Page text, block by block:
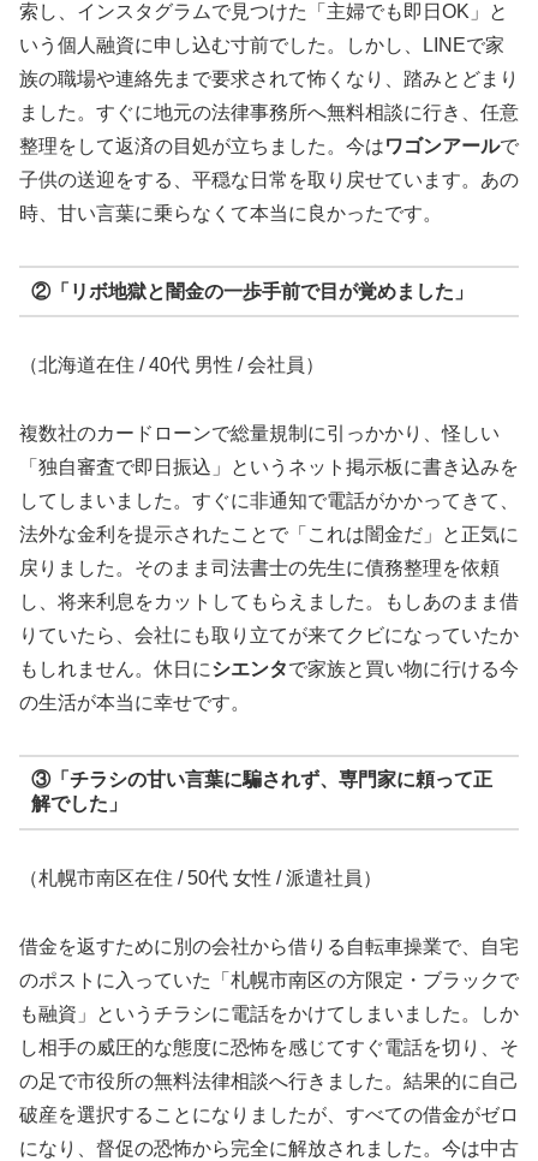
索し、インスタグラムで見つけた「主婦でも即日OK」と
いう個人融資に申し込む寸前でした。しかし、LINEで家
族の職場や連絡先まで要求されて怖くなり、踏みとどまり
ました。すぐに地元の法律事務所へ無料相談に行き、任意
整理をして返済の目処が立ちました。今はワゴンアールで
子供の送迎をする、平穏な日常を取り戻せています。あの
時、甘い言葉に乗らなくて本当に良かったです。
②「リボ地獄と闇金の一歩手前で目が覚めました」
（北海道在住 / 40代 男性 / 会社員）
複数社のカードローンで総量規制に引っかかり、怪しい
「独自審査で即日振込」というネット掲示板に書き込みを
してしまいました。すぐに非通知で電話がかかってきて、
法外な金利を提示されたことで「これは闇金だ」と正気に
戻りました。そのまま司法書士の先生に債務整理を依頼
し、将来利息をカットしてもらえました。もしあのまま借
りていたら、会社にも取り立てが来てクビになっていたか
もしれません。休日にシエンタで家族と買い物に行ける今
の生活が本当に幸せです。
③「チラシの甘い言葉に騙されず、専門家に頼って正
解でした」
（札幌市南区在住 / 50代 女性 / 派遣社員）
借金を返すために別の会社から借りる自転車操業で、自宅
のポストに入っていた「札幌市南区の方限定・ブラックで
も融資」というチラシに電話をかけてしまいました。しか
し相手の威圧的な態度に恐怖を感じてすぐ電話を切り、そ
の足で市役所の無料法律相談へ行きました。結果的に自己
破産を選択することになりましたが、すべての借金がゼロ
になり、督促の恐怖から完全に解放されました。今は中古